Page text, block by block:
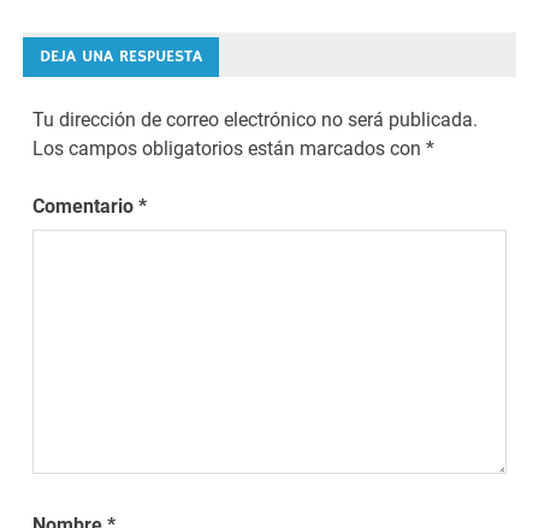
entradas
DEJA UNA RESPUESTA
Tu dirección de correo electrónico no será publicada.
Los campos obligatorios están marcados con*
Comentario*